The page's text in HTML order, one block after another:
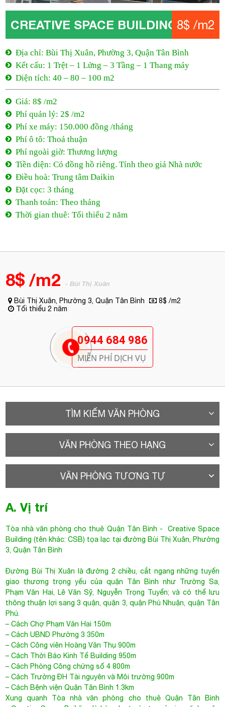
CREATIVE SPACE BUILDING 8$ /m2
Địa chỉ: Bùi Thị Xuân, Phường 3, Quận Tân Bình
Kết cấu: 1 Trệt – 1 Lửng – 3 Tầng – 1 Thang máy
Diện tích: 40 – 80 – 100 m2
Giá: 8$ /m2
Phí quản lý: 2$ /m2
Phí xe máy: 150.000 đồng /tháng
Phí ô tô: Thoả thuận
Phí ngoài giờ: Thương lượng
Tiền điện: Có đồng hồ riêng. Tính theo giá Nhà nước
Điều hoà: Trung tâm Daikin
Đặt cọc: 3 tháng
Thanh toán: Theo tháng
Thời gian thuê: Tối thiểu 2 năm
8$ /m2 - Bùi Thị Xuân
Bùi Thị Xuân, Phường 3, Quận Tân Bình
8$ /m2
Tối thiểu 2 năm
0944 684 986
MIỄN PHÍ DỊCH VỤ
TÌM KIẾM VĂN PHÒNG
VĂN PHÒNG THEO HẠNG
VĂN PHÒNG TƯƠNG TỰ
A. Vị trí
Tòa nhà văn phòng cho thuê Quận Tân Bình - Creative Space
Building (tên khác: CSB) tọa lạc tại đường Bùi Thị Xuân, Phường
3, Quận Tân Bình
Đường Bùi Thị Xuân là đường 2 chiều, cắt ngang những tuyến
giao thương trọng yếu của quận Tân Bình như Trường Sa,
Phạm Văn Hai, Lê Văn Sỹ, Nguyễn Trọng Tuyển; và có thể lưu
thông thuận lợi sang 3 quận, quận 3, quận Phú Nhuận, quận Tân
Phú.
– Cách Chợ Phạm Văn Hai 150m
– Cách UBND Phường 3 350m
– Cách Công viên Hoàng Văn Thụ 900m
– Cách Thời Báo Kinh Tế Building 950m
– Cách Phòng Công chứng số 4 800m
– Cách Trường ĐH Tài nguyên và Môi trường 900m
– Cách Bệnh viện Quận Tân Bình 1.3km
Xung quanh Tòa nhà văn phòng cho thuê Quận Tân Bình